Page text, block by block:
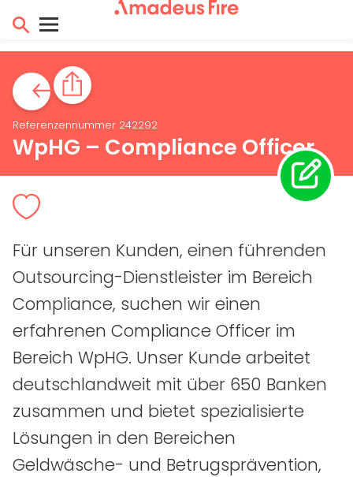
Referenzennummer 242292
WpHG – Compliance Officer
Für unseren Kunden, einen führenden
Outsourcing-Dienstleister im Bereich
Compliance, suchen wir einen
erfahrenen Compliance Officer im
Bereich WpHG. Unser Kunde arbeitet
deutschlandweit mit über 650 Banken
zusammen und bietet spezialisierte
Lösungen in den Bereichen
Geldwäsche- und Betrugsprävention,